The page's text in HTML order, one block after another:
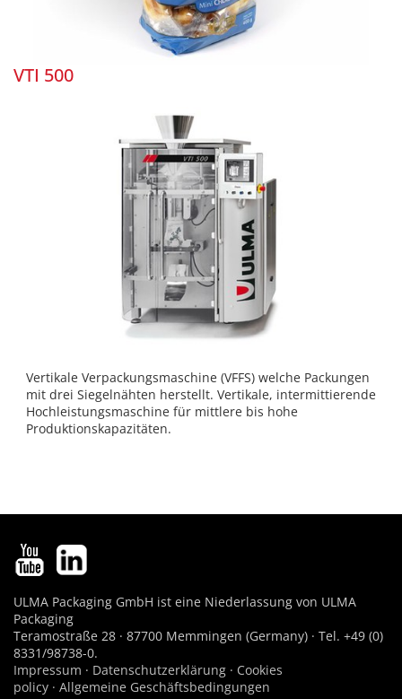
VTI 500
Vertikale Verpackungsmaschine (VFFS) welche Packungen
mit drei Siegelnähten herstellt. Vertikale, intermittierende
Hochleistungsmaschine für mittlere bis hohe
Produktionskapazitäten.
ULMA Packaging GmbH ist eine Niederlassung von ULMA
Packaging
Teramostraße 28 · 87700 Memmingen (Germany) · Tel. +49 (0)
8331/98738-0.
Impressum · Datenschutzerklärung · Cookies
policy · Allgemeine Geschäftsbedingungen